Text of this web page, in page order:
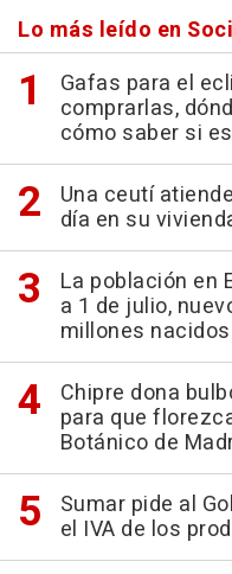
Lo más leído en
Gafas para el
comprarlas,
cómo saber si
Una ceutí
día en su
La población en
a 1 de julio,
millones
Chipre dona
para que
Botánico de
Sumar pide al
el IVA de los